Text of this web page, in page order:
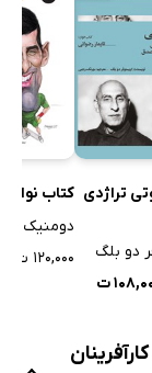
تراژدی
دو بلگ
ت
کتاب نواک
دومنیک
۱۲۰,۰۰۰ ت